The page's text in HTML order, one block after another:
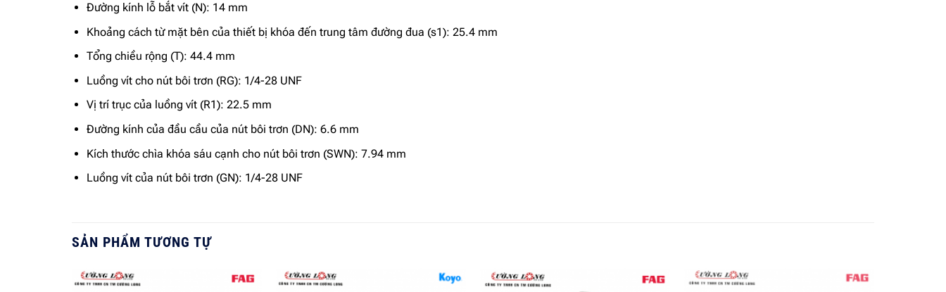
Đường kính lỗ bắt vít (N): 14 mm
Khoảng cách từ mặt bên của thiết bị khóa đến trung tâm đường đua (s1): 25.4 mm
Tổng chiều rộng (T): 44.4 mm
Luồng vít cho nút bôi trơn (RG): 1/4-28 UNF
Vị trí trục của luồng vít (R1): 22.5 mm
Đường kính của đầu cầu của nút bôi trơn (DN): 6.6 mm
Kích thước chìa khóa sáu cạnh cho nút bôi trơn (SWN): 7.94 mm
Luồng vít của nút bôi trơn (GN): 1/4-28 UNF
SẢN PHẨM TƯƠNG TỰ